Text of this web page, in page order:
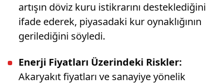
artışın döviz kuru istikrarını desteklediğini
ifade ederek, piyasadaki kur oynaklığının
gerilediğini söyledi.
Enerji Fiyatları Üzerindeki Riskler:
Akaryakıt fiyatları ve sanayiye yönelik